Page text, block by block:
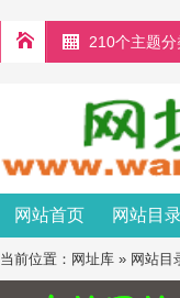
210个主题分
网站首页 网站目
当前位置： 网址库 » 网站目